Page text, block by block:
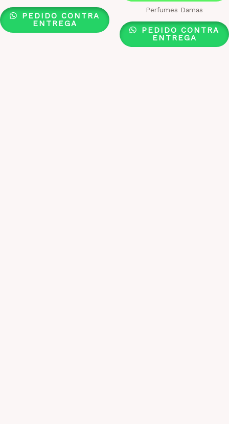
PEDIDO CONTRA
ENTREGA
Perfumes Damas
PEDIDO CONTRA
ENTREGA